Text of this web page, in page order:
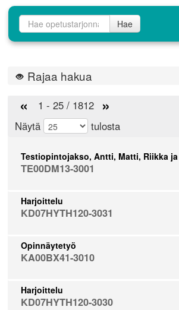
Hae
Rajaa hakua
« 1 - 25 / 1812 »
Näytä tulosta
Testiopintojakso, Antti, Matti, Riikka
TE00DM13-3001
Harjoittelu
KD07HYTH120-3031
Opinnäytetyö
KA00BX41-3010
Harjoittelu
KD07HYTH120-3030